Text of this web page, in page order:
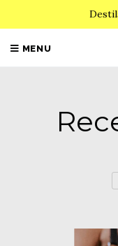
MENU